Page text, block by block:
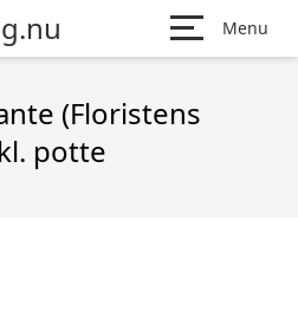
Menu
(Floristens
potte